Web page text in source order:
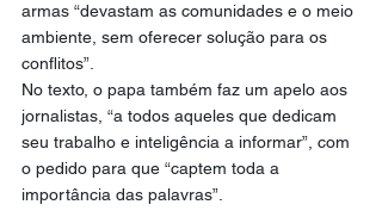
armas “devastam as comunidades e o meio
ambiente, sem oferecer solução para os
conflitos”.
No texto, o papa também faz um apelo aos
jornalistas, “a todos aqueles que dedicam
seu trabalho e inteligência a informar”, com
o pedido para que “captem toda a
importância das palavras”.